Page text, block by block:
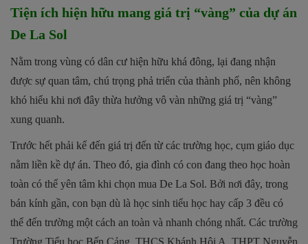
Tiện ích hiện hữu mang giá trị “vàng” của dự án
De La Sol
Nằm trong vùng có dân cư hiện hữu khá đông, lại đang nhận
được sự quan tâm, chú trọng phả triển của thành phố, nên không
khó hiểu khi nơi đây thừa hưởng vô vàn những giá trị “vàng”
xung quanh.
Trước hết phải kể đến giá trị đến từ các trường học, cụm giáo dục
nằm liền kề dự án. Theo đó, gia đình có con đang theo học hoàn
toàn có thể yên tâm khi chọn mua De La Sol. Bởi nơi đây, trong
bán kính gần, con bạn dù là học sinh tiểu học hay cấp 3 đều có
thể đến trường một cách an toàn và nhanh chóng nhất. Các trường
Trường Tiểu học Bến Cảng, THCS Khánh Hội A, THPT Nguyễn